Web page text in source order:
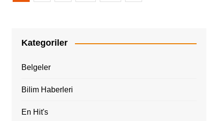
Kategoriler
Belgeler
Bilim Haberleri
En Hit's